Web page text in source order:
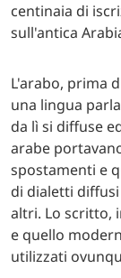
centinaia di
sull'antica
L'arabo, prima
una lingua
da lì si diffuse
arabe
spostamenti e
di dialetti
altri. Lo scritto,
e quello
utilizzati